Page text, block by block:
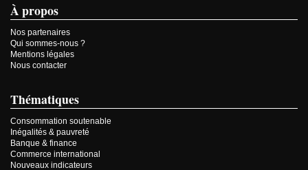
À propos
Nos partenaires
Qui sommes-nous ?
Mentions légales
Nous contacter
Thématiques
Consommation soutenable
Inégalités & pauvreté
Banque & finance
Commerce international
Nouveaux indicateurs